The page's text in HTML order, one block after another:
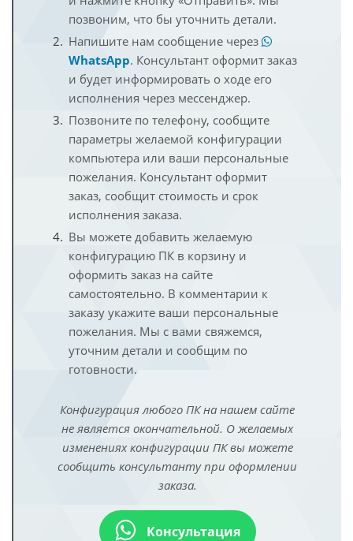
позвоним, что бы уточнить детали.
Напишите нам сообщение через
WhatsApp. Консультант оформит заказ
и будет информировать о ходе его
исполнения через мессенджер.
Позвоните по телефону, сообщите
параметры желаемой конфигурации
компьютера или ваши персональные
пожелания. Консультант оформит
заказ, сообщит стоимость и срок
исполнения заказа.
Вы можете добавить желаемую
конфигурацию ПК в корзину и
оформить заказ на сайте
самостоятельно. В комментарии к
заказу укажите ваши персональные
пожелания. Мы с вами свяжемся,
уточним детали и сообщим по
готовности.
Конфигурация любого ПК на нашем сайте
не является окончательной. О желаемых
изменениях конфигурации ПК вы можете
сообщить консультанту при оформлении
заказа.
Консультация